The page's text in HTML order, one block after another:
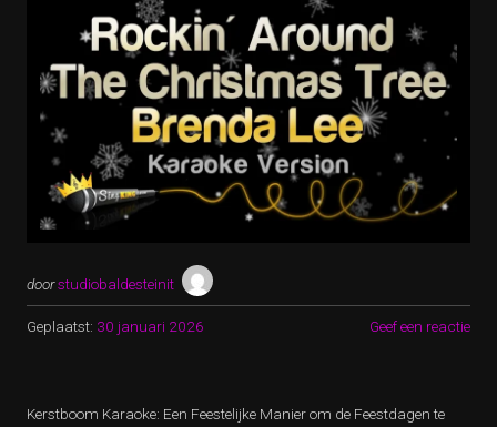
doorstudiobaldesteinit
Geplaatst: 30 januari 2026 Geef een reactie
Kerstboom Karaoke: Een Feestelijke Manier om de Feestdagen te